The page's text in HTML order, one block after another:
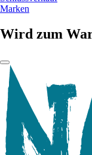
Marken
Wird zum